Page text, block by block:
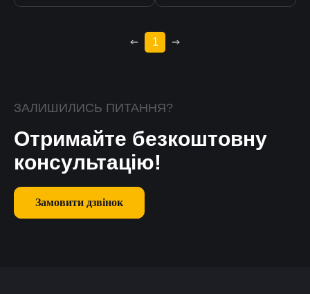
1
ЗАЛИШИЛИСЬ ПИТАННЯ?
Отримайте безкоштовну
консультацію!
Замовити дзвінок